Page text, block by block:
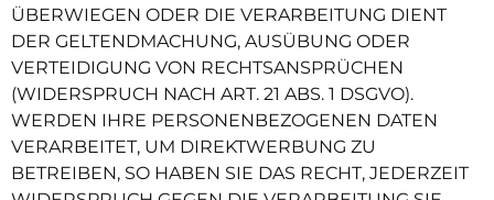
ÜBERWIEGEN ODER DIE VERARBEITUNG DIENT
DER GELTENDMACHUNG, AUSÜBUNG ODER
VERTEIDIGUNG VON RECHTSANSPRÜCHEN
(WIDERSPRUCH NACH ART. 21 ABS. 1 DSGVO).
WERDEN IHRE PERSONENBEZOGENEN DATEN
VERARBEITET, UM DIREKTWERBUNG ZU
BETREIBEN, SO HABEN SIE DAS RECHT, JEDERZEIT